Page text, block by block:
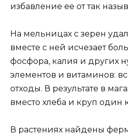
избавление ее от так
На мельницах с зерен
вместе с ней исчезает
фосфора, калия и других
элементов и витаминов:
отходы. В результате в
вместо хлеба и круп один
В растениях найдены